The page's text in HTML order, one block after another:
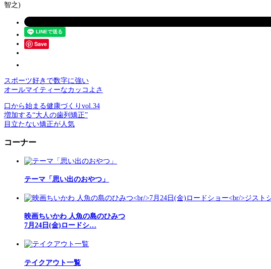
智之)
Save
スポーツ好きで数字に強い
オールマイティーなカッコよさ
口から始まる健康づくりvol.34
増加する“大人の歯列矯正”
目立たない矯正が人気
コーナー
テーマ「思い出のおやつ」
映画ちいかわ 人魚の島のひみつ
7月24日(金)ロードシ…
テイクアウト一覧